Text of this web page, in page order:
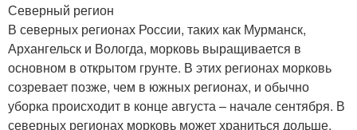
Северный регион
В северных регионах России, таких как Мурманск,
Архангельск и Вологда, морковь выращивается в
основном в открытом грунте. В этих регионах морковь
созревает позже, чем в южных регионах, и обычно
уборка происходит в конце августа – начале сентября. В
северных регионах морковь может храниться дольше,